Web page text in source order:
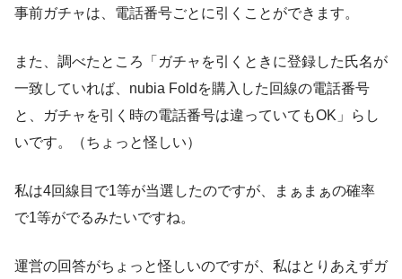
事前ガチャは、電話番号ごとに引くことができます。
また、調べたところ「ガチャを引くときに登録した氏名が
一致していれば、nubia Foldを購入した回線の電話番号
と、ガチャを引く時の電話番号は違っていてもOK」らし
いです。（ちょっと怪しい）
私は4回線目で1等が当選したのですが、まぁまぁの確率
で1等がでるみたいですね。
運営の回答がちょっと怪しいのですが、私はとりあえずガ